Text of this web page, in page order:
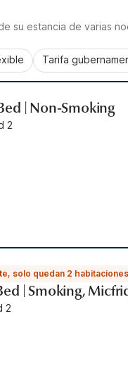
su estancia de varias
Tarifa
| Non-Smoking
2
solo quedan 2
| Smoking,
2